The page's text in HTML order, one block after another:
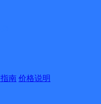
南 价格说明
:佘家镇驻
十字绣装